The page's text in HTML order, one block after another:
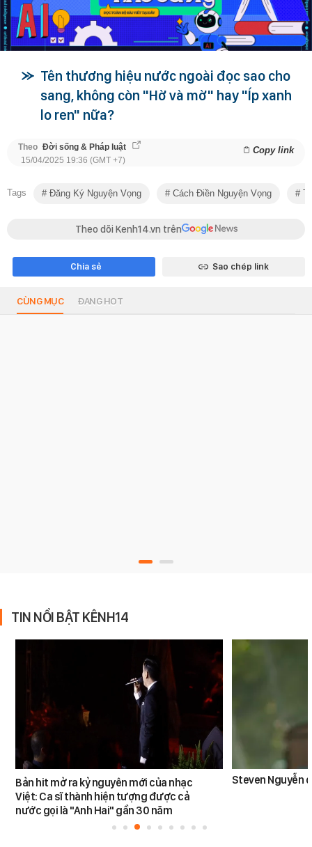
Tên thương hiệu nước ngoài đọc sao cho
sang, không còn "Hờ và mờ" hay "Íp xanh
lo ren" nữa?
Theo Đời sống & Pháp luật Copy link
15/04/2025 19:36 (GMT +7)
Tags Đăng Ký Nguyện Vọng Cách Điền Nguyện Vọng
Theo dõi Kenh14.vn trên
Chia sẻ Sao chép link
CÙNG MỤC ĐANG HOT
TIN NỔI BẬT KÊNH14
Bản hit mở ra kỷ nguyên mới của nhạc
Việt: Ca sĩ thành hiện tượng được cả
nước gọi là "Anh Hai" gần 30 năm
Steven Nguyễn